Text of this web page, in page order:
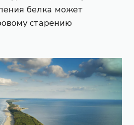
белка может
старению